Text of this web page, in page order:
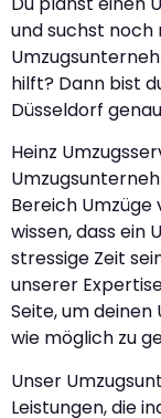
und suchst noch
hilft? Dann bist
Düsseldorf
Heinz
Bereich Umzüge
wissen, dass ein
stressige Zeit
unserer
Seite, um
wie möglich zu
Unser
Leistungen, die